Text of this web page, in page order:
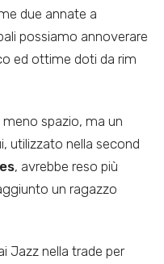
due annate a
possiamo annoverare
ed ottime doti da rim
spazio, ma un
utilizzato nella second
, avrebbe reso più
un ragazzo
Jazz nella trade per